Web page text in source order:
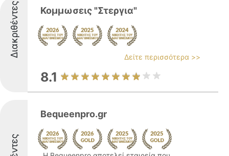
Διακριθέντες Κομμωσεις "Στεργια"
Δείτε περισσότερα >>
8.1
Bequeenpro.gr